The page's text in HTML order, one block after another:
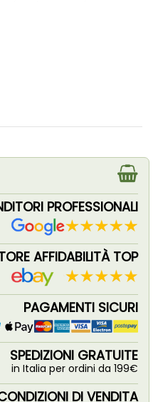
PROFESSIONALI
AFFIDABILITÀ TOP
PAGAMENTI SICURI
SPEDIZIONI GRATUITE
in Italia per ordini da 199€
DI VENDITA